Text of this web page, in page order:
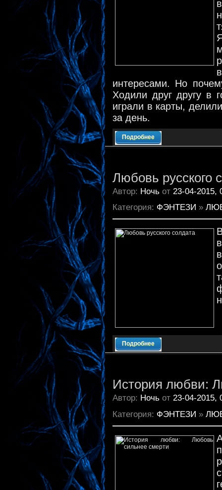
интересами. Но
Ходили друг другу в
играли в карты,
за день.
Подробнее
Любовь русского
Автор: Ночь от 23-04-2015,
Категория: ФЭНТЕЗИ »
Подробнее
История любви:
Автор: Ночь от 23-04-2015,
Категория: ФЭНТЕЗИ »